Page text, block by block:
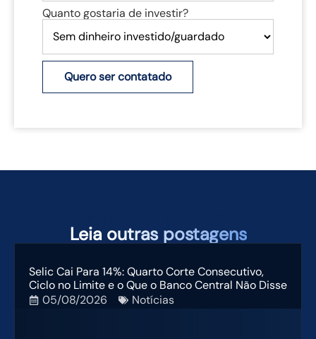
Quanto gostaria de investir?
Quero ser contatado
Leia outras postagens
Selic Cai Para 14%: Quarto Corte Consecutivo,
Ciclo no Limite e o Que o Banco Central Não Disse
05/08/2026
Notícias